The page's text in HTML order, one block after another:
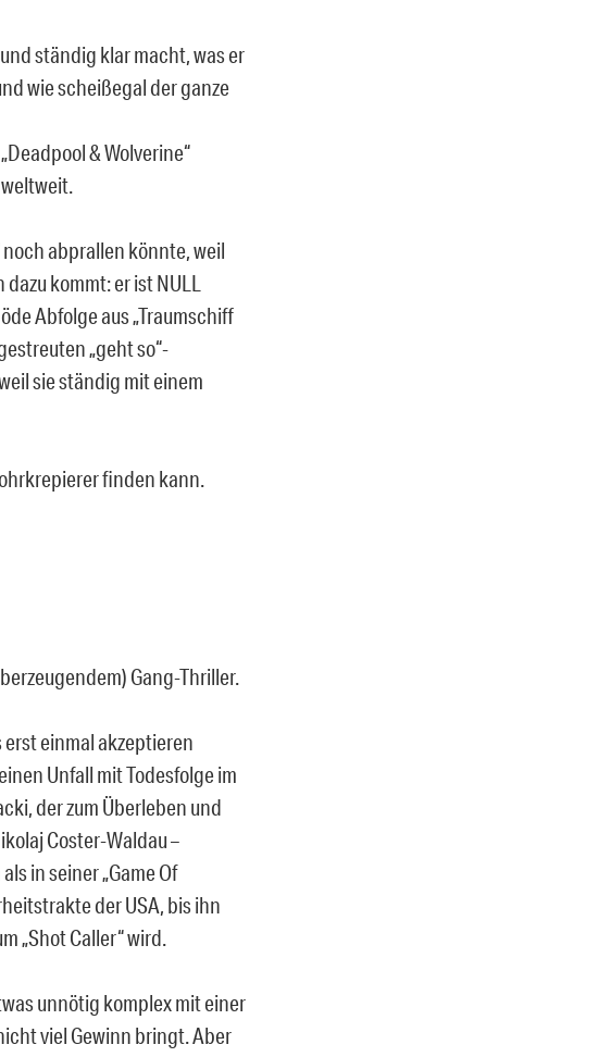
ständig klar macht, was er
wie scheißegal der ganze
& Wolverine“
noch abprallen könnte, weil
kommt: er ist NULL
Abfolge aus „Traumschiff
„geht so“-
sie ständig mit einem
finden kann.
Gang-Thriller.
erst einmal akzeptieren
Unfall mit Todesfolge im
der zum Überleben und
Coster-Waldau –
in seiner „Game Of
der USA, bis ihn
„Shot Caller“ wird.
unnötig komplex mit einer
viel Gewinn bringt. Aber